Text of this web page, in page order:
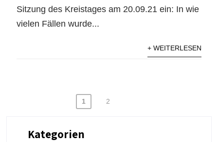
Sitzung des Kreistages am 20.09.21 ein: In wie
vielen Fällen wurde...
+ WEITERLESEN
1 2
Kategorien